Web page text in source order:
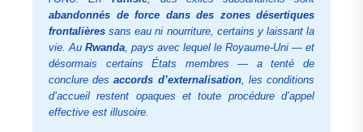
abandonnés de force dans des zones désertiques
frontalières sans eau ni nourriture, certains y laissant la
vie. Au Rwanda , pays avec lequel le Royaume-Uni — et
désormais certains États membres — a tenté de
conclure desaccords d’externalisation, les conditions
d’accueil restent opaques et toute procédure d’appel
effective est illusoire.